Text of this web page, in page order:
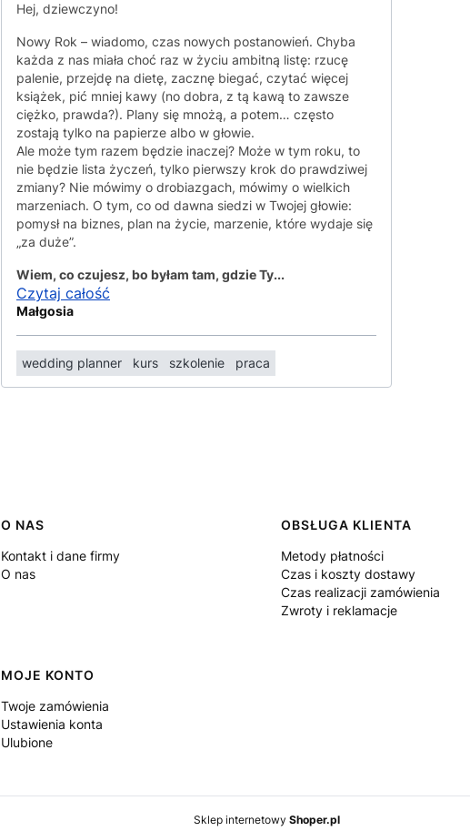
Hej, dziewczyno!
Nowy Rok – wiadomo, czas nowych postanowień. Chyba
każda z nas miała choć raz w życiu ambitną listę: rzucę
palenie, przejdę na dietę, zacznę biegać, czytać więcej
książek, pić mniej kawy (no dobra, z tą kawą to zawsze
ciężko, prawda?). Plany się mnożą, a potem… często
zostają tylko na papierze albo w głowie.
Ale może tym razem będzie inaczej? Może w tym roku, to
nie będzie lista życzeń, tylko pierwszy krok do prawdziwej
zmiany? Nie mówimy o drobiazgach, mówimy o wielkich
marzeniach. O tym, co od dawna siedzi w Twojej głowie:
pomysł na biznes, plan na życie, marzenie, które wydaje się
„za duże”.
Wiem, co czujesz, bo byłam tam, gdzie Ty...
Czytaj całość
Małgosia
wedding planner kurs szkolenie praca
Linki w stopce
O NAS
Kontakt i dane firmy
O nas
OBSŁUGA KLIENTA
Metody płatności
Czas i koszty dostawy
Czas realizacji zamówienia
Zwroty i reklamacje
MOJE KONTO
Twoje zamówienia
Ustawienia konta
Ulubione
Sklep internetowy Shoper.pl